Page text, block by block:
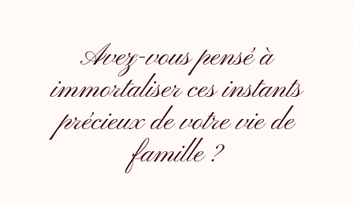
Avez-vous pensé à
immortaliser ces instants
précieux de votre vie de
famille ?